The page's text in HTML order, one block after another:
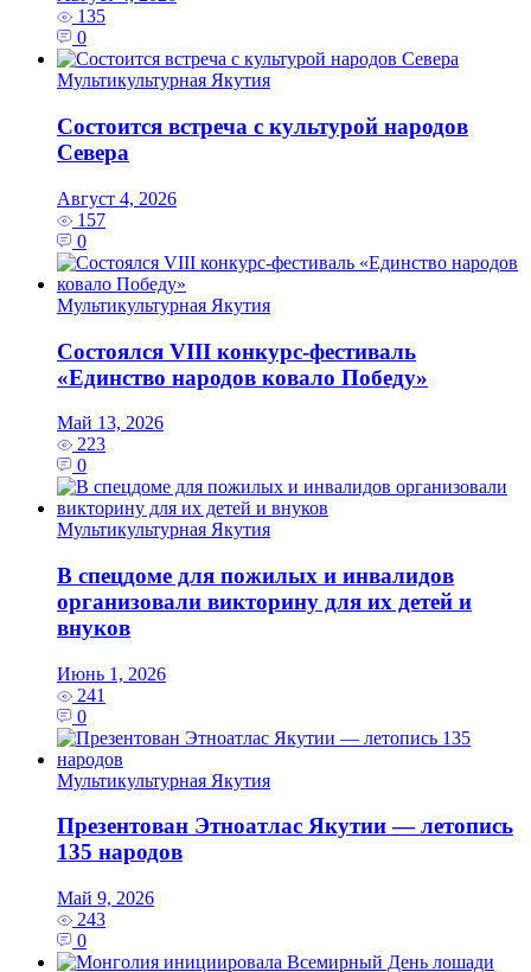
135
0
Мультикультурная Якутия
Состоится встреча с культурой народов
Севера
Август 4, 2026
157
0
Мультикультурная Якутия
Состоялся VIII конкурс-фестиваль
«Единство народов ковало Победу»
Май 13, 2026
223
0
Мультикультурная Якутия
В спецдоме для пожилых и инвалидов
организовали викторину для их детей и
внуков
Июнь 1, 2026
241
0
Мультикультурная Якутия
Презентован Этноатлас Якутии — летопись
135 народов
Май 9, 2026
243
0